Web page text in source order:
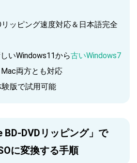
ッピング速度対応＆日本語完全
いWindows11から古いWindows7
Mac両方とも対応
版で試用可能
BD-DVDリッピング」で
に変換する手順